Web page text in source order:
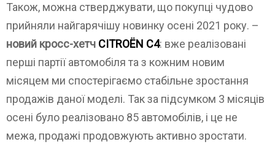
Також, можна стверджувати, що покупці чудово
прийняли найгарячішу новинку осені 2021 року. –
новий кросс-хетч CITROЁN C4: вже реалізовані
перші партії автомобіля та з кожним новим
місяцем ми спостерігаємо стабільне зростання
продажів даної моделі. Так за підсумком 3 місяців
осені було реалізовано 85 автомобілів, і це не
межа, продажі продовжують активно зростати.